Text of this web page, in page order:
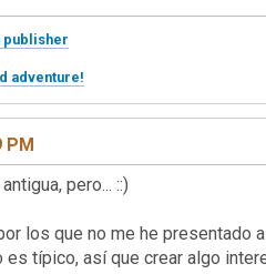
publisher
adventure!
PM
pero... ::)
los que no me he presentado
es típico, así que crear algo